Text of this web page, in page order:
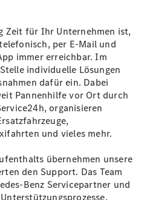
Zeit für Ihr Unternehmen ist,
per E-Mail und
immer erreichbar. Im
individuelle Lösungen
dafür ein. Dabei
Pannenhilfe vor Ort durch
organisieren
und vieles mehr.
übernehmen unsere
den Support. Das Team
Benz Servicepartner und